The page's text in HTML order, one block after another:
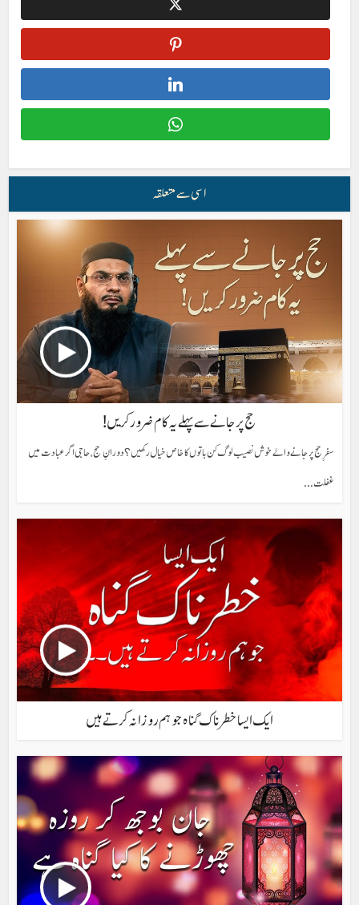
اسی سے متعلقہ
حج پر جانے سے پہلے یہ کام ضرور کریں!
سفرِ حج پر جانے والے خوش نصیب لوگ کن باتوں کا خاص خیال رکھیں؟ دورانِ حج، حاجی اگر عبادت میں
غفلت...
ایک ایسا خطرناک گناہ جو ہم روزانہ کرتے ہیں